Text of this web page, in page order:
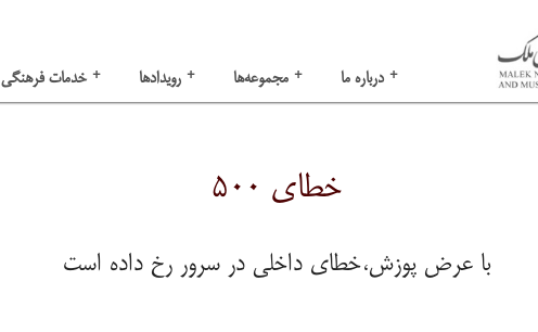
خدمات فرهنگی + رویدادها + مجموعه‌ها + درباره ما +
خطای ۵۰۰
با عرض پوزش،خطای داخلی در سرور رخ داده است